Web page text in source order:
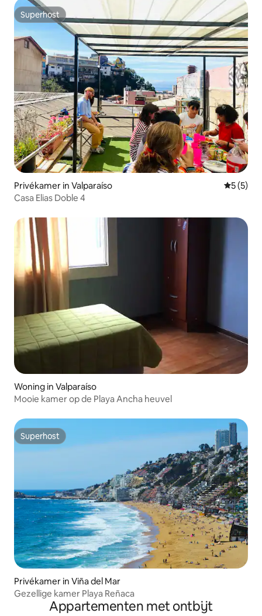
Superhost
Superhost
Privékamer in Valparaíso
5 (5)
Casa Elias Doble 4
Woning in Valparaíso
Mooie kamer op de Playa Ancha heuvel
Superhost
Superhost
Privékamer in Viña del Mar
Gezellige kamer Playa Reñaca
Appartementen met ontbijt